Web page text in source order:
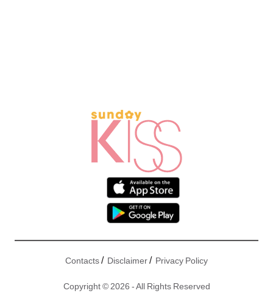
Contacts/ Disclaimer/ Privacy Policy
Copyright © 2026 - All Rights Reserved